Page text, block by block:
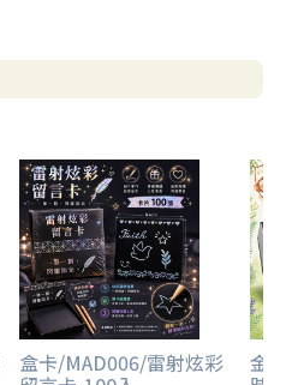
盒卡/MAD006/雷射炫彩 金